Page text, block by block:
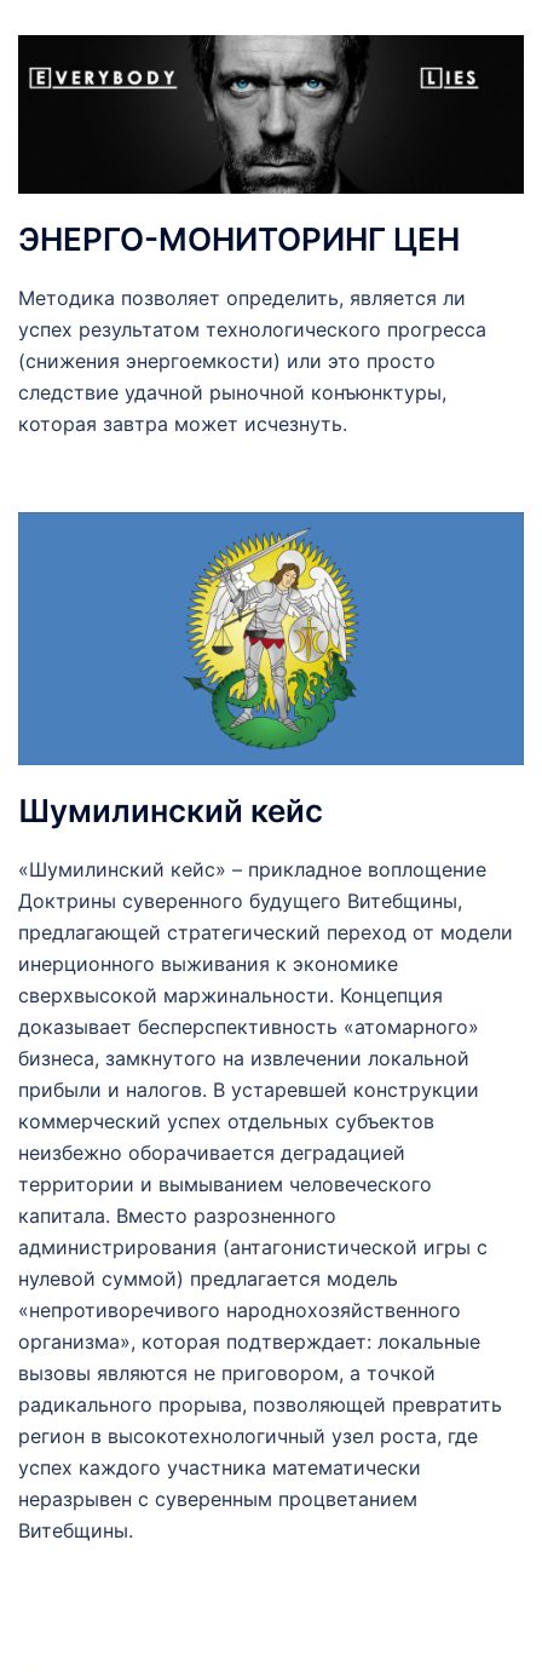
ЭНЕРГО-МОНИТОРИНГ ЦЕН
Методика позволяет определить, является ли
успех результатом технологического прогресса
(снижения энергоемкости) или это просто
следствие удачной рыночной конъюнктуры,
которая завтра может исчезнуть.
Шумилинский кейс
«Шумилинский кейс» – прикладное воплощение
Доктрины суверенного будущего Витебщины,
предлагающей стратегический переход от модели
инерционного выживания к экономике
сверхвысокой маржинальности. Концепция
доказывает бесперспективность «атомарного»
бизнеса, замкнутого на извлечении локальной
прибыли и налогов. В устаревшей конструкции
коммерческий успех отдельных субъектов
неизбежно оборачивается деградацией
территории и вымыванием человеческого
капитала. Вместо разрозненного
администрирования (антагонистической игры с
нулевой суммой) предлагается модель
«непротиворечивого народнохозяйственного
организма», которая подтверждает: локальные
вызовы являются не приговором, а точкой
радикального прорыва, позволяющей превратить
регион в высокотехнологичный узел роста, где
успех каждого участника математически
неразрывен с суверенным процветанием
Витебщины.